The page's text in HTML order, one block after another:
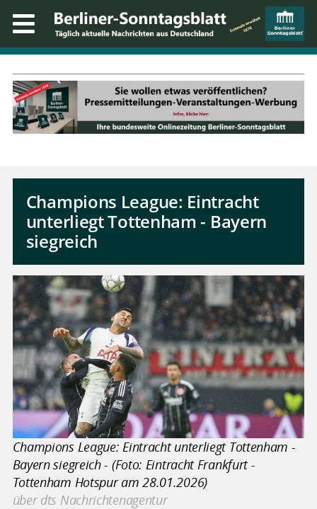
Champions League: Eintracht
unterliegt Tottenham - Bayern
siegreich
Champions League: Eintracht unterliegt Tottenham -
Bayern siegreich - (Foto: Eintracht Frankfurt -
Tottenham Hotspur am 28.01.2026)
über dts Nachrichtenagentur